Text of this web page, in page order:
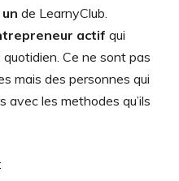
de LearnyClub.
actif qui
quotidien. Ce ne sont pas
mais des personnes qui
avec les methodes qu’ils